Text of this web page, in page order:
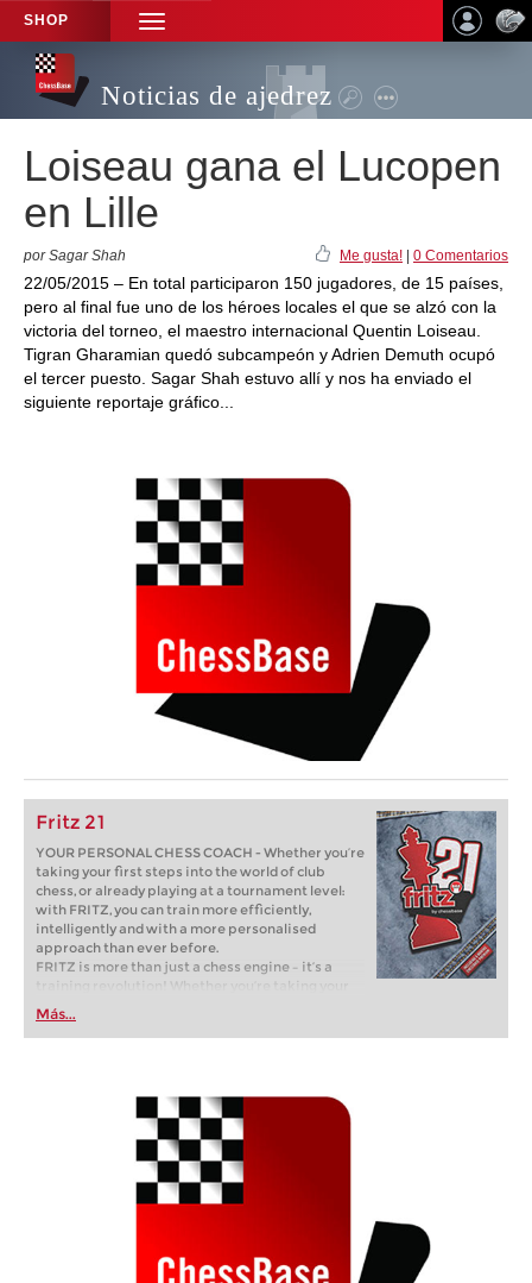
SHOP
TOGGLE
NAVIGATION
Noticias de ajedrez
Loiseau gana el Lucopen
en Lille
por Sagar Shah Me gusta! 0 Comentarios
22/05/2015 – En total participaron 150 jugadores, de 15 países,
pero al final fue uno de los héroes locales el que se alzó con la
victoria del torneo, el maestro internacional Quentin Loiseau.
Tigran Gharamian quedó subcampeón y Adrien Demuth ocupó
el tercer puesto. Sagar Shah estuvo allí y nos ha enviado el
siguiente reportaje gráfico...
Fritz 21
YOUR PERSONAL CHESS COACH - Whether you’re
taking your first steps into the world of club
chess, or already playing at a tournament level:
with FRITZ, you can train more efficiently,
intelligently and with a more personalised
approach than ever before.
FRITZ is more than just a chess engine – it’s a
training revolution! Whether you’re taking your
first steps into the world of club chess, or already
playing at a tournament level: with FRITZ, you can
train more efficiently, intelligently and with a
Más...